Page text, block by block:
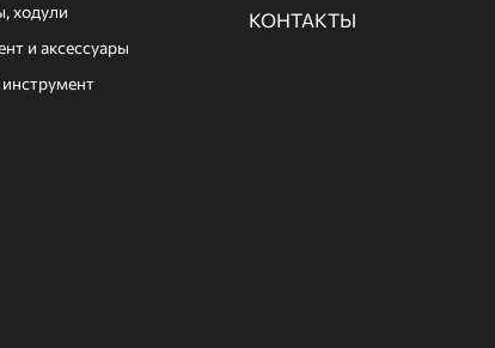
ходули
и аксессуары
КОНТАКТЫ